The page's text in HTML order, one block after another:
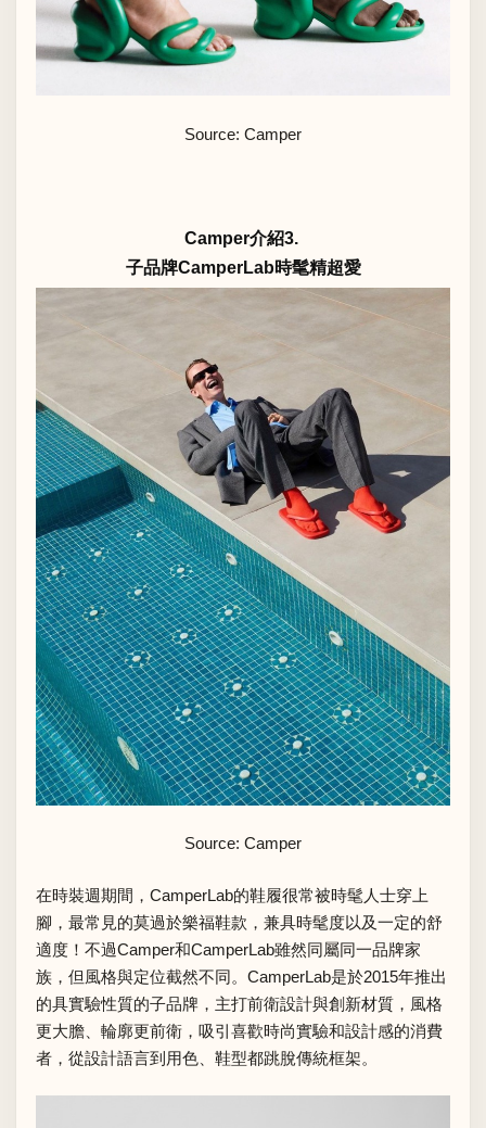
Source: Camper
Camper介紹3.
子品牌CamperLab時髦精超愛
Source: Camper
在時裝週期間，CamperLab的鞋履很常被時髦人士穿上
腳，最常見的莫過於樂福鞋款，兼具時髦度以及一定的舒
適度！不過Camper和CamperLab雖然同屬同一品牌家
族，但風格與定位截然不同。CamperLab是於2015年推出
的具實驗性質的子品牌，主打前衛設計與創新材質，風格
更大膽、輪廓更前衛，吸引喜歡時尚實驗和設計感的消費
者，從設計語言到用色、鞋型都跳脫傳統框架。